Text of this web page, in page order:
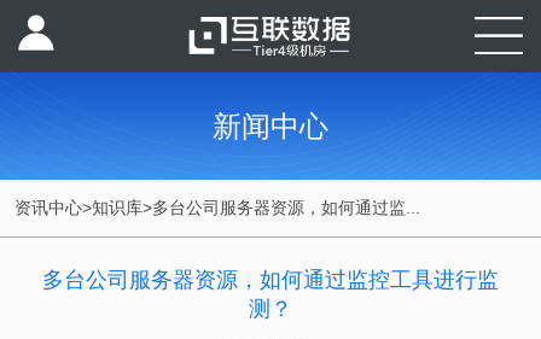
新闻中心
资讯中心>知识库>多台公司服务器资源，如何通过监...
多台公司服务器资源，如何通过监控工具进行监
测？